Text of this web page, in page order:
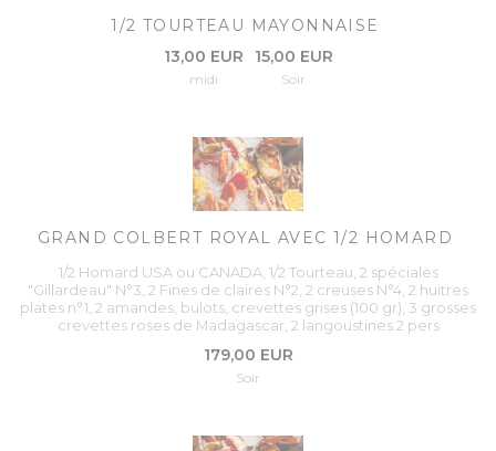
1/2 TOURTEAU MAYONNAISE
13,00 EUR
midi
15,00 EUR
Soir
GRAND COLBERT ROYAL AVEC 1/2 HOMARD
1/2 Homard USA ou CANADA, 1/2 Tourteau, 2 spéciales
"Gillardeau" N°3, 2 Fines de claires N°2, 2 creuses N°4, 2 huitres
plates n°1, 2 amandes, bulots, crevettes grises (100 gr), 3 grosses
crevettes roses de Madagascar, 2 langoustines 2 pers
179,00 EUR
Soir